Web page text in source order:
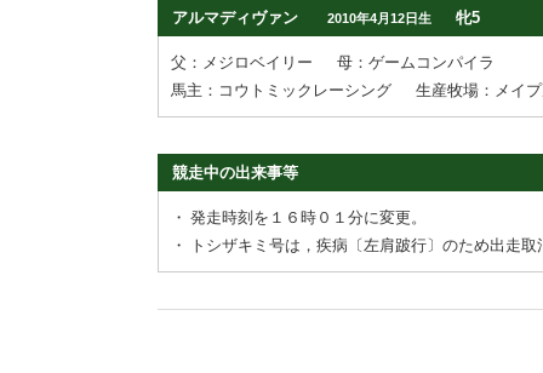
アルマディヴァン
2010年4月12日生 牝5
父：メジロベイリー
母：ゲームコンパイラ
馬主：コウトミックレーシング
生産牧場：メイ
競走中の出来事等
・ 発走時刻を１６時０１分に変更。
・
トシザキミ号は，疾病〔左肩跛行〕のため出走取